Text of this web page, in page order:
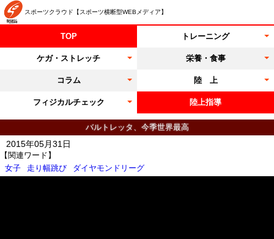
スポーツクラウド【スポーツ横断型WEBメディア】
TOP トレーニング
ケガ・ストレッチ 栄養・食事
コラム 陸 上
フィジカルチェック 陸上指導
バルトレッタ、今季世界最高
【関連ワード】
女子
走り幅跳び ダイヤモンドリーグ
2015年05月31日